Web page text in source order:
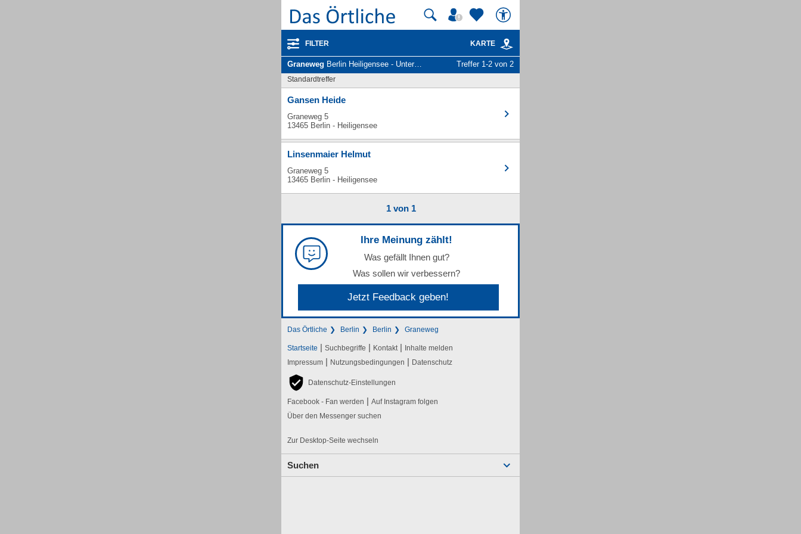
FILTER KARTE
Graneweg Berlin Heiligensee - Unternehmen und Personen Treffer 1-2 von 2
Standardtreffer
Gansen Heide
Graneweg 5
13465 Berlin - Heiligensee
Linsenmaier Helmut
Graneweg 5
13465 Berlin - Heiligensee
1 von 1
Ihre Meinung zählt!
Was gefällt Ihnen gut?
Was sollen wir verbessern?
Jetzt Feedback geben!
Das Örtliche Berlin Berlin Graneweg
Startseite | Suchbegriffe | Kontakt | Inhalte melden
Impressum | Nutzungsbedingungen | Datenschutz
Datenschutz-Einstellungen
Facebook - Fan werden | Auf Instagram folgen
Über den Messenger suchen
Zur Desktop-Seite wechseln
Suchen